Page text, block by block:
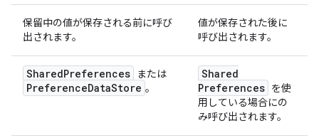
保留中の値が保存される前に呼び
出されます。
値が保存された後に
呼び出されます。
SharedPreferences または
PreferenceDataStore 。
Shared
Preferences を使
用している場合にの
み呼び出されます。